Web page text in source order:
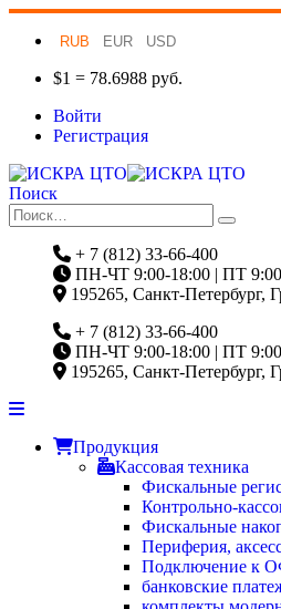
RUB EUR USD
$1 = 78.6988 руб.
Войти
Регистрация
Поиск
+ 7 (812) 33-66-400
ПН-ЧТ 9:00-18:00 | ПТ
195265, Санкт-Петербург,
+ 7 (812) 33-66-400
ПН-ЧТ 9:00-18:00 | ПТ
195265, Санкт-Петербург,
Продукция
Кассовая техника
Фискальные
Контрольно-
Фискальные
Периферия,
Подключение к
банковские